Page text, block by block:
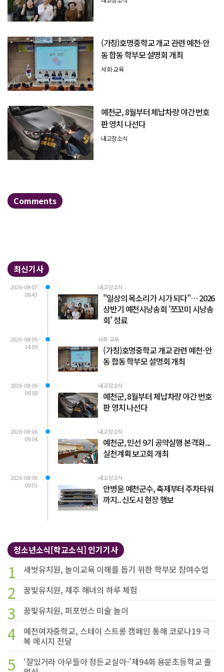
(가칭)호명중학교 개교 관련 예천-안
동 합동 학부모 설명회 개최
사회·교육
예천군, 8월부터 체납차량 야간 번호
판 영치 나선다
내고장소식
Comments
최신기사
2026-08-07
08:43
내고장소식
"일상의 목소리가 시가 되다"… 2026
상반기 예천시낭송회 '쪼꼬미 시낭송
회' 성료
2026-08-06
14:09
사회·교육
(가칭)호명중학교 개교 관련 예천-안
동 합동 학부모 설명회 개최
2026-08-06
09:08
내고장소식
예천군, 8월부터 체납차량 야간 번호
판 영치 나선다
2026-08-06
09:04
내고장소식
예천군, 민선 9기 공약실행 본격화...
실천계획 보고회 개최
2026-08-06
09:01
내고장소식
안병윤 예천군수, 축제부터 주차타워
까지.. 신도시 현장 행보
청소년소식[학교소식] 인기기사
1 새벗유치원, 놀이교육 이해를 돕기 위한 학부모 참여수업
2 꿈빛유치원, 제주 해녀의 하루 체험
3 꿈빛유치원, 퍼포먼스 미술 놀이
4
예천여자중학교, 스테이 스트롱 캠페인 통해 코로나19 극
복 메시지 전달
5
‘잘있거라 아우들아 정든교실아-’제94회 용문초등학교 졸